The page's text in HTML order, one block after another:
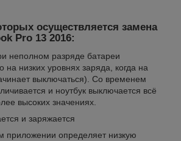
осуществляется замена
Pro 13 2016:
неполном разряде батареи
на низких уровнях заряда, когда на
выключаться). Со временем
и ноутбук выключается всё
высоких значениях.
и заряжается
приложении определяет низкую